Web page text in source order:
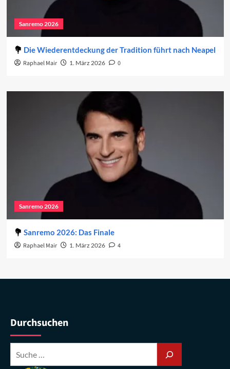
Sanremo 2026
Die Wiederentdeckung der Tradition führt nach Neapel
Raphael Mair 1. März 2026 0
Sanremo 2026
Sanremo 2026: Das Finale
Raphael Mair 1. März 2026 4
Durchsuchen